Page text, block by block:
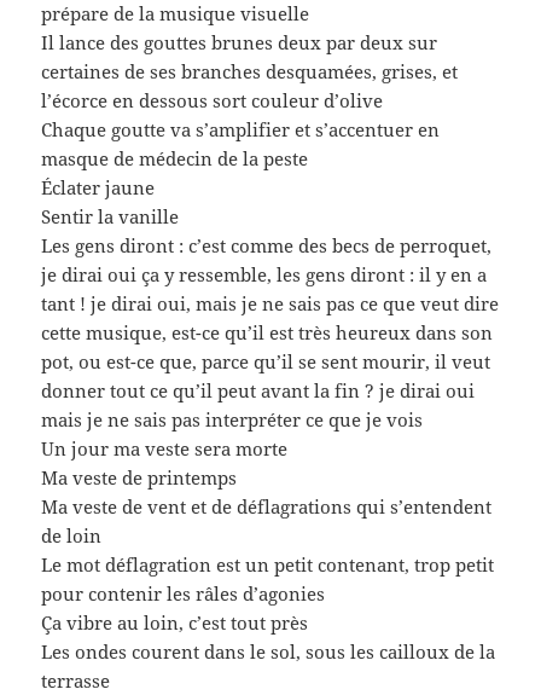
prépare de la musique visuelle
Il lance des gouttes brunes deux par deux sur
certaines de ses branches desquamées, grises, et
l’écorce en dessous sort couleur d’olive
Chaque goutte va s’amplifier et s’accentuer en
masque de médecin de la peste
Éclater jaune
Sentir la vanille
Les gens diront : c’est comme des becs de perroquet,
je dirai oui ça y ressemble, les gens diront : il y en a
tant ! je dirai oui, mais je ne sais pas ce que veut dire
cette musique, est-ce qu’il est très heureux dans son
pot, ou est-ce que, parce qu’il se sent mourir, il veut
donner tout ce qu’il peut avant la fin ? je dirai oui
mais je ne sais pas interpréter ce que je vois
Un jour ma veste sera morte
Ma veste de printemps
Ma veste de vent et de déflagrations qui s’entendent
de loin
Le mot déflagration est un petit contenant, trop petit
pour contenir les râles d’agonies
Ça vibre au loin, c’est tout près
Les ondes courent dans le sol, sous les cailloux de la
terrasse